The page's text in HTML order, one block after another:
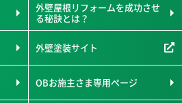
外壁屋根リフォームを成功させ
る秘訣とは？
外壁塗装サイト
OBお施主さま専用ページ